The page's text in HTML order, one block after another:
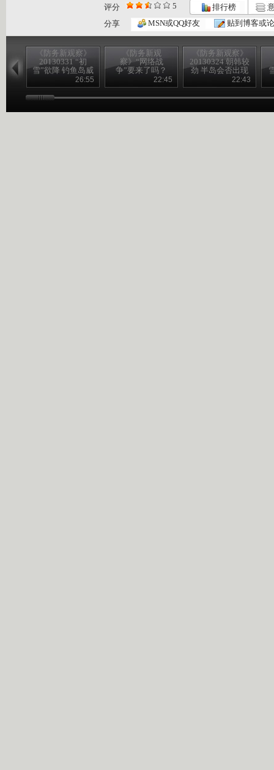
评分 5 排行榜
分享
MSN或QQ好友 贴到博客或
《防务新观察》
20130331 “初
雪”欲降 钓鱼岛威
胁升级？26:55
《防务新观
察》“网络战
争”要来了吗？
2013033022:45
《防务新观察》
20130324 朝韩较
劲 半岛会否出现
核对峙？22:43